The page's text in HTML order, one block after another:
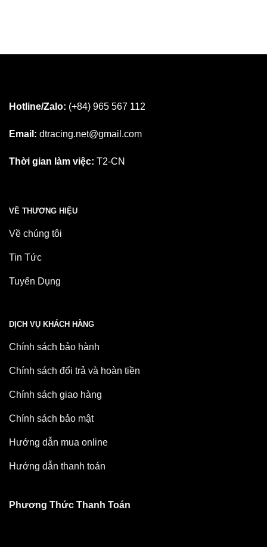
Hotline/Zalo: (+84) 965 567 112
Email: dtracing.net@gmail.com
Thời gian làm việc: T2-CN
VỀ THƯƠNG HIỆU
Về chúng tôi
Tin Tức
Tuyển Dụng
DỊCH VỤ KHÁCH HÀNG
Chính sách bảo hành
Chính sách đổi trả và hoàn tiền
Chính sách giao hàng
Chính sách bảo mật
Hướng dẫn mua online
Hướng dẫn thanh toán
Phương Thức Thanh Toán